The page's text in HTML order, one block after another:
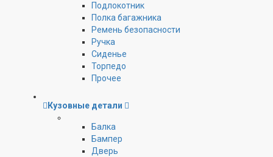
Подлокотник
Полка багажника
Ремень безопасности
Ручка
Сиденье
Торпедо
Прочее
Кузовные детали
Балка
Бампер
Дверь